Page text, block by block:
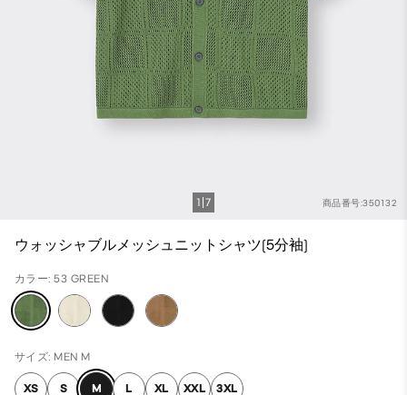
商品番号:350132
1 7
ウォッシャブルメッシュニットシャツ(5分袖)
カラー: 53 GREEN
サイズ: MEN M
XS S M L XL XXL 3XL